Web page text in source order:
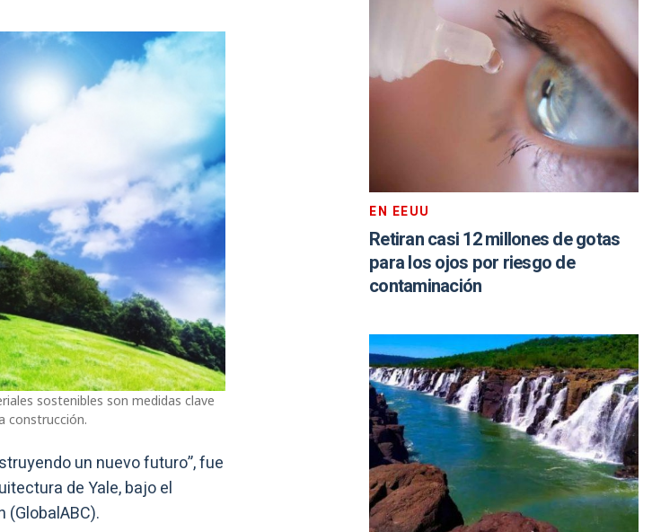
sostenibles son medidas clave
construcción.
un nuevo futuro”, fue
de Yale, bajo el
EN EEUU
Retiran casi 12 millones de gotas
para los ojos por riesgo de
contaminación